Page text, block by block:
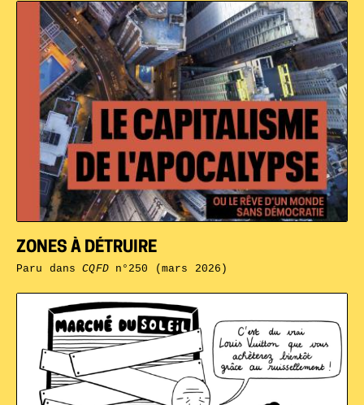
ZONES À DÉTRUIRE
Paru dansCQFDn°250 (mars 2026)